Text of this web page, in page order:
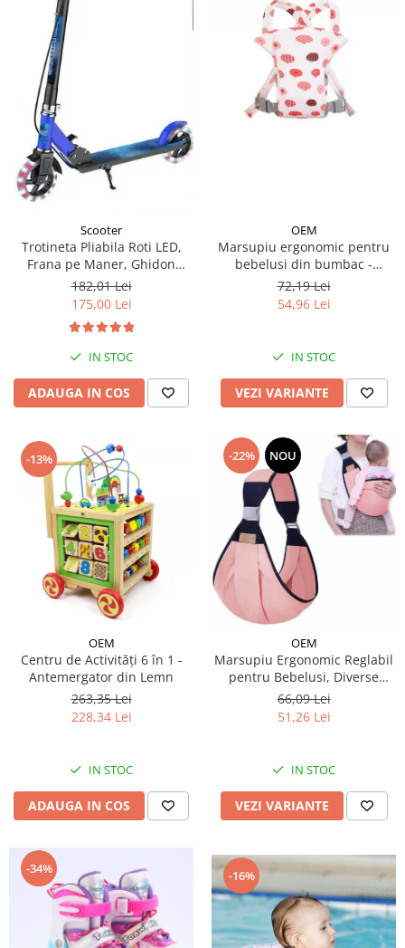
Scooter
Trotineta Pliabila Roti LED,
Frana pe Maner, Ghidon
Reglabil - Albastru
182,01 Lei
175,00 Lei
IN STOC
ADAUGA IN COS
OEM
Marsupiu ergonomic pentru
bebelusi din bumbac -
modele diferite
72,19 Lei
54,96 Lei
IN STOC
VEZI VARIANTE
-13%
OEM
Centru de Activități 6 în 1 -
Antemergator din Lemn
263,35 Lei
228,34 Lei
IN STOC
ADAUGA IN COS
-22% NOU
OEM
Marsupiu Ergonomic Reglabil
pentru Bebelusi, Diverse
Culori
66,09 Lei
51,26 Lei
IN STOC
VEZI VARIANTE
-34% -16%